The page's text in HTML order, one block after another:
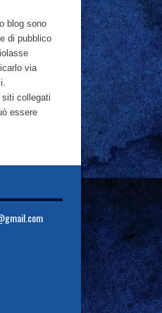
blog sono
di pubblico
via
siti collegati
essere